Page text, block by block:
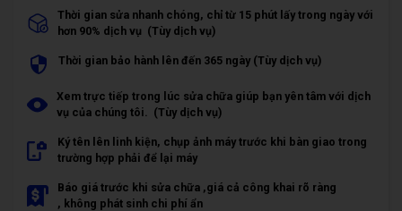
Thời gian sửa nhanh chóng, chỉ từ 15 phút lấy trong ngày với
hơn 90% dịch vụ (Tùy dịch vụ)
Thời gian bảo hành lên đến 365 ngày (Tùy dịch vụ)
Xem trực tiếp trong lúc sửa chữa giúp bạn yên tâm với dịch
vụ của chúng tôi. (Tùy dịch vụ)
Ký tên lên linh kiện, chụp ảnh máy trước khi bàn giao trong
trường hợp phải để lại máy
Báo giá trước khi sửa chữa ,giá cả công khai rõ ràng
, không phát sinh chi phí ẩn